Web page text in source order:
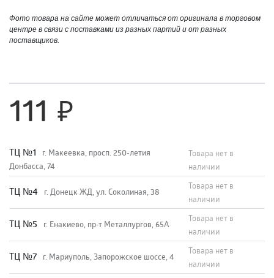
Фото товара на сайте может отличаться от оригинала в торговом
центре в связи с поставками из разных партий и от разных
поставщиков.
111
TЦ №1
г. Макеевка, просп. 250-летия
Донбасса, 74
Товара нет в
наличии
TЦ №4 г. Донецк ЖД, ул. Соколиная, 38
Товара нет в
наличии
TЦ №5 г. Енакиево, пр-т Металлургов, 65А
Товара нет в
наличии
ТЦ №7 г. Мариуполь, Запорожское шоссе, 4
Товара нет в
наличии